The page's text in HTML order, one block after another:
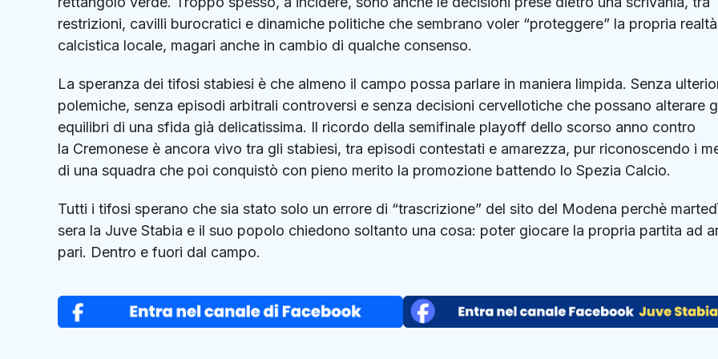
restrizioni, cavilli burocratici e dinamiche politiche che sembrano voler “proteggere” la propria realtà
calcistica locale, magari anche in cambio di qualche consenso.
La speranza dei tifosi stabiesi è che almeno il campo possa parlare in maniera limpida. Senza
polemiche, senza episodi arbitrali controversi e senza decisioni cervellotiche che possano alterare
equilibri di una sfida già delicatissima. Il ricordo della semifinale playoff dello scorso anno contro
la Cremonese è ancora vivo tra gli stabiesi, tra episodi contestati e amarezza, pur riconoscendo i
di una squadra che poi conquistò con pieno merito la promozione battendo lo Spezia Calcio.
Tutti i tifosi sperano che sia stato solo un errore di “trascrizione” del sito del Modena perchè
sera la Juve Stabia e il suo popolo chiedono soltanto una cosa: poter giocare la propria partita ad
pari. Dentro e fuori dal campo.